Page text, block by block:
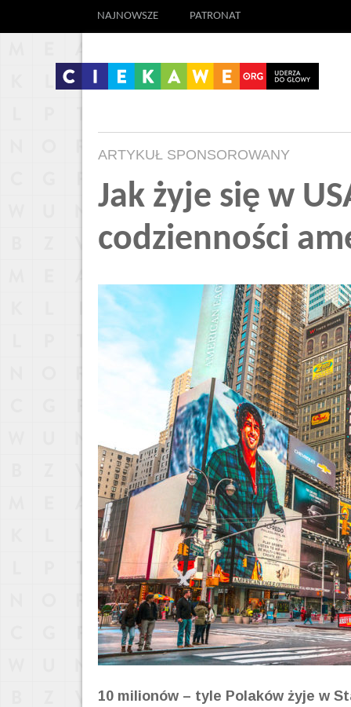
NAJNOWSZE PATRONAT
ARTYKUŁ SPONSOROWANY
Jak żyje się w
codzienności
10 milionów – tyle Polaków żyje w